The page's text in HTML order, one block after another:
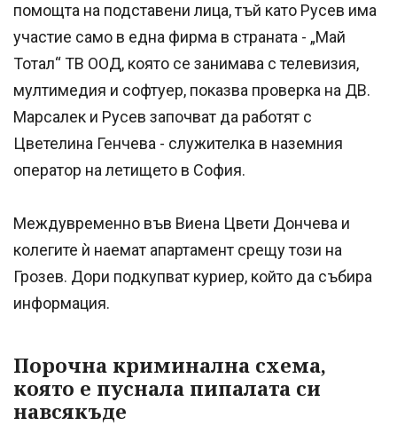
помощта на подставени лица, тъй като Русев има
участие само в една фирма в страната - „Май
Тотал“ ТВ ООД, която се занимава с телевизия,
мултимедия и софтуер, показва проверка на ДВ.
Марсалек и Русев започват да работят с
Цветелина Генчева - служителка в наземния
оператор на летището в София.
Междувременно във Виена Цвети Дончева и
колегите ѝ наемат апартамент срещу този на
Грозев. Дори подкупват куриер, който да събира
информация.
Порочна криминална схема,
която е пуснала пипалата си
навсякъде